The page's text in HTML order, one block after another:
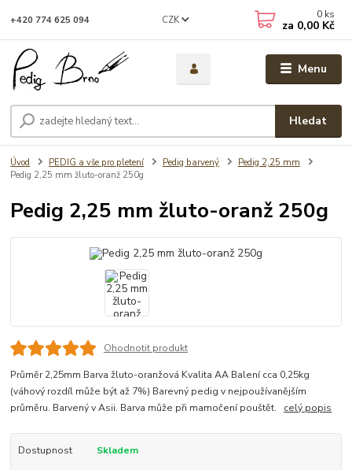
Menu
CZK
Hledat
+420 774 625 094 0 ks
za 0,00 Kč
Úvod PEDIG a vše pro pletení Pedig barvený
Pedig 2,25 mm
Pedig 2,25 mm žluto-oranž 250g
Pedig 2,25 mm žluto-oranž 250g
Ohodnotit produkt
Průměr 2,25mm Barva žluto-oranžová Kvalita AA Balení cca 0,25kg
(váhový rozdíl může být až 7%) Barevný pedig v nejpoužívanějším
průměru. Barvený v Asii. Barva může při mamočení pouštět. celý popis
Dostupnost Skladem